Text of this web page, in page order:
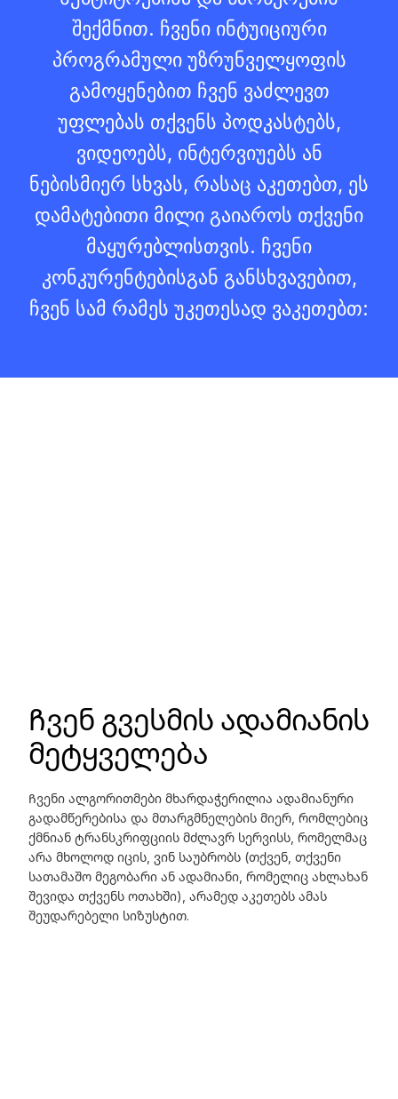
შექმნით. ჩვენი ინტუიციური
პროგრამული უზრუნველყოფის
გამოყენებით ჩვენ ვაძლევთ
უფლებას თქვენს პოდკასტებს,
ვიდეოებს, ინტერვიუებს ან
ნებისმიერ სხვას, რასაც აკეთებთ, ეს
დამატებითი მილი გაიაროს თქვენი
მაყურებლისთვის. ჩვენი
კონკურენტებისგან განსხვავებით,
ჩვენ სამ რამეს უკეთესად ვაკეთებთ:
Ჩვენ გვესმის ადამიანის
მეტყველება
Ჩვენი ალგორითმები მხარდაჭერილია ადამიანური
გადამწერებისა და მთარგმნელების მიერ, რომლებიც
ქმნიან ტრანსკრიფციის მძლავრ სერვისს, რომელმაც
არა მხოლოდ იცის, ვინ საუბრობს (თქვენ, თქვენი
სათამაშო მეგობარი ან ადამიანი, რომელიც ახლახან
შევიდა თქვენს ოთახში), არამედ აკეთებს ამას
შეუდარებელი სიზუსტით.